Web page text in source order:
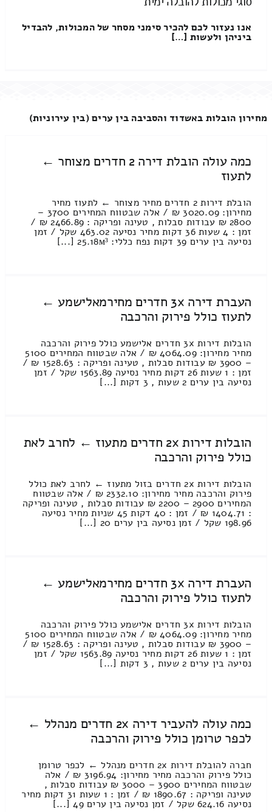
אנו נעזור לכם להכיר סימני מסחר של המכולות, להבדיל
ביניהן ולעשות […]
מחירון הובלות באשדוד והסביבה בין ערים (בין עירוניות)
כמה עולה הובלת דירה 2 חדרים מצוחר ←
לתעוז
הובלת דירות 2 חדרים מחיר מצוחר ← לתעוז מחיר
מחירון: 3020.09 ₪ / אלה שבטווח המחירים 3700 –
2800 ₪ עבודות סבלות , טעינה ופריקה : 2466.89 ₪ /
זמן : 4 שעות 36 דקות מחיר נסיעה 463.02 שקל / זמן
נסיעה בין ערים 39 דקות נפח כללי: 25.18м³ [...]
העברת דירה 3x חדרים מחירמאלישמע ←
לתעוז כולל פירוק והרכבה
הובלות דירות 3x חדרים אלישמע כולל פירוק והרכבה
מחיר מחירון: 4064.09 ₪ / אלה שבטווח המחירים 5100
– 3900 ₪ עבודות סבלות , טעינה ופריקה : 1528.63 ₪ /
זמן : 1 שעות 26 דקות מחיר נסיעה 1563.89 שקל / זמן
נסיעה בין ערים 2 שעות , 3 דקות [...]
הובלות דירות 2x חדרים מתעוז ← לחרב לאת
כולל פירוק והרכבה
הובלות דירות 2x חדרים בזול מתעוז ← לחרב לאת כולל
פירוק והרכבה מחיר מחירון: 2332.10 ₪ / אלה שבטווח
המחירים 2900 – 2200 ₪ עבודות סבלות , טעינה ופריקה
: 1404.71 ₪ / זמן : 40 דקות 45 שניות מחיר נסיעה
198.96 שקל / זמן נסיעה בין ערים 20 [...]
העברת דירה 3x חדרים מחירמאלישמע ←
לתעוז כולל פירוק והרכבה
הובלות דירות 3x חדרים אלישמע כולל פירוק והרכבה
מחיר מחירון: 4064.09 ₪ / אלה שבטווח המחירים 5100
– 3900 ₪ עבודות סבלות , טעינה ופריקה : 1528.63 ₪ /
זמן : 1 שעות 26 דקות מחיר נסיעה 1563.89 שקל / זמן
נסיעה בין ערים 2 שעות , 3 דקות [...]
כמה עולה להעביר דירה 2x חדרים מנהלל ←
לכפר טרומן כולל פירוק והרכבה
חברה להובלת דירות 2x חדרים מנהלל ← לכפר טרומן
כולל פירוק והרכבה מחיר מחירון: 3196.94 ₪ / אלה
שבטווח המחירים 3900 – 3000 ₪ עבודות סבלות ,
טעינה ופריקה : 1890.67 ₪ / זמן : 1 שעות 31 דקות מחיר
נסיעה 624.16 שקל / זמן נסיעה בין ערים 49 [...]